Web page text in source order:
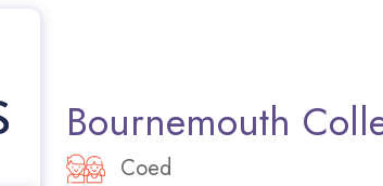
Bournemouth
Coed